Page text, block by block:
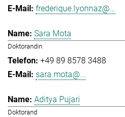
frederique.lyonnaz@...
Sara Mota
Doktorandin
+49 89 8578 3488
sara.mota@...
Aditya Pujari
Doktorand